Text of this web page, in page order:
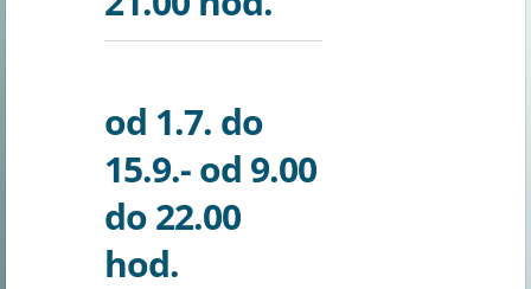
od 1.7. do
15.9.- od 9.00
do 22.00
hod.